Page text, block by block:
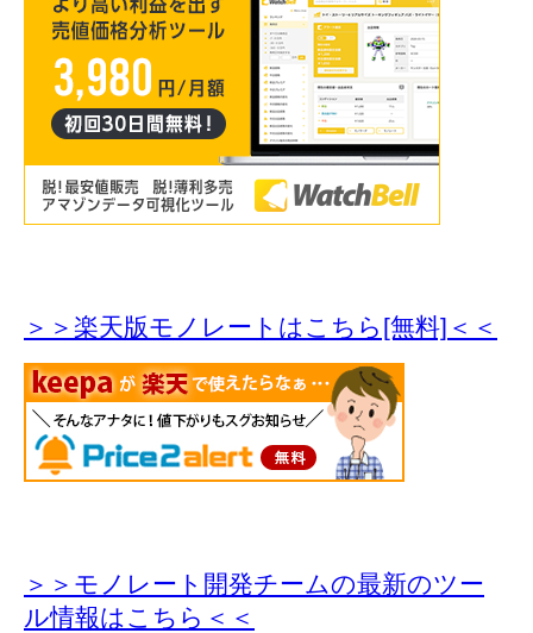
＞＞楽天版モノレートはこちら[無料]＜＜
＞＞モノレート開発チームの最新のツー
ル情報はこちら＜＜